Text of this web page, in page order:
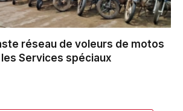
réseau de voleurs de motos
Services spéciaux